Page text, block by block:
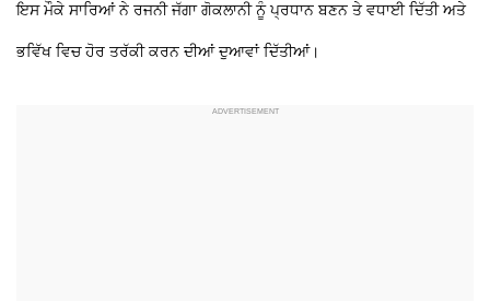
ਇਸ ਮੌਕੇ ਸਾਰਿਆਂ ਨੇ ਰਜਨੀ ਜੱਗਾ ਗੋਕਲਾਨੀ ਨੂੰ ਪ੍ਰਧਾਨ ਬਣਨ ਤੇ ਵਧਾਈ ਦਿੱਤੀ ਅਤੇ
ਭਵਿੱਖ ਵਿਚ ਹੋਰ ਤਰੱਕੀ ਕਰਨ ਦੀਆਂ ਦੁਆਵਾਂ ਦਿੱਤੀਆਂ।